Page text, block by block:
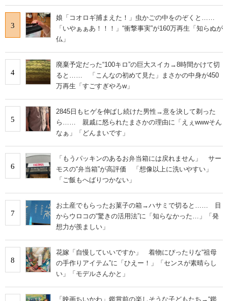
3
娘「コオロギ捕まえた！」虫かごの中をのぞくと……
「いやぁぁあ！！！」“衝撃事実”が160万再生「知らぬが
仏」
4
廃棄予定だった“100キロ”の巨大スイカ→8時間かけて切
ると…… 「こんなの初めて見た」まさかの中身が450
万再生「すごすぎやろw」
5
2845日もヒゲを伸ばし続けた男性→意を決して剃った
ら…… 親戚に怒られたまさかの理由に「えぇwwwそん
なぁ」「どんまいです」
6
「もうパッキンのあるお弁当箱には戻れません」 サー
モスの“弁当箱”が高評価 「想像以上に洗いやすい」
「ご飯もへばりつかない」
7
お土産でもらったお菓子の箱→ハサミで切ると…… 目
からウロコの“驚きの活用法”に「知らなかった…」「発
想力が羨ましい」
8
花嫁「自慢していいですか」 着物にぴったりな“祖母
の手作りアイテム”に「ひえー！」「センスが素晴らし
い」「モデルさんかと」
「映画ちいかわ」鑑賞前の楽しそうな子どもたち→“鑑